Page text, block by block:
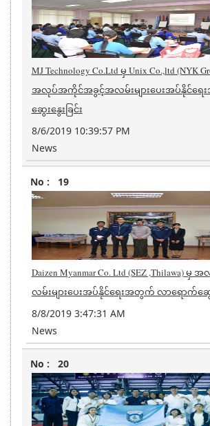
MJ Technology Co.Ltd မှ Unix Co.,ltd (NYK
အလုပ်အကိုင်အခွင့်အလမ်းများပေးအပ်နိုင်ရ
ဆွေးနွေးခြင်း
8/6/2019 10:39:57 PM
News
19
Daizen Myanmar Co. Ltd (SEZ
လမ်းများပေးအပ်နိုင်ရေးအတွက် လာရောက်ဆွေး
8/8/2019 3:47:31 AM
News
20